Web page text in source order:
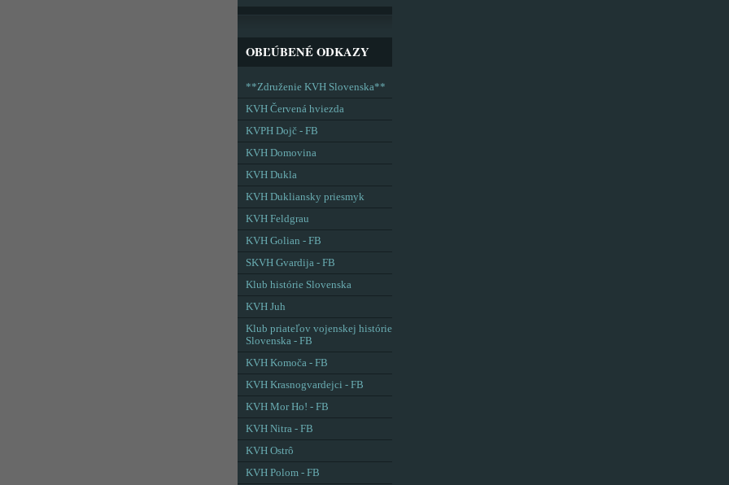
OBĽÚBENÉ ODKAZY
**Združenie KVH Slovenska**
KVH Červená hviezda
KVPH Dojč - FB
KVH Domovina
KVH Dukla
KVH Dukliansky priesmyk
KVH Feldgrau
KVH Golian - FB
SKVH Gvardija - FB
Klub histórie Slovenska
KVH Juh
Klub priateľov vojenskej histórie
Slovenska - FB
KVH Komoča - FB
KVH Krasnogvardejci - FB
KVH Mor Ho! - FB
KVH Nitra - FB
KVH Ostrô
KVH Polom - FB